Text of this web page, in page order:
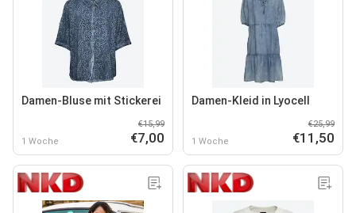
Damen-Bluse mit Stickerei
1 Woche
€15,99
€7,00
Damen-Kleid in Lyocell
1 Woche
€25,99
€11,50